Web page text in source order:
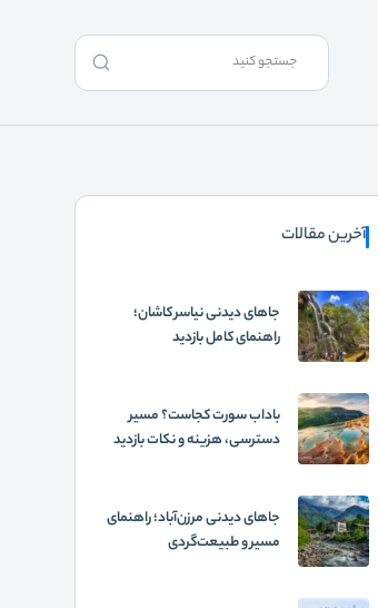
آخرین مقالات
جاهای دیدنی نیاسر کاشان؛
راهنمای کامل بازدید
باداب سورت کجاست؟ مسیر
دسترسی، هزینه و نکات بازدید
جاهای دیدنی مرزن‌آباد؛ راهنمای
مسیر و طبیعت‌گردی